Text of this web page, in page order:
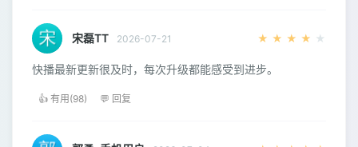
宋磊TT 2026-07-21 ★ ★ ★ ★ ★
快播最新更新很及时，每次升级都能感受到进步。
👍 有用(98) 💬 回复